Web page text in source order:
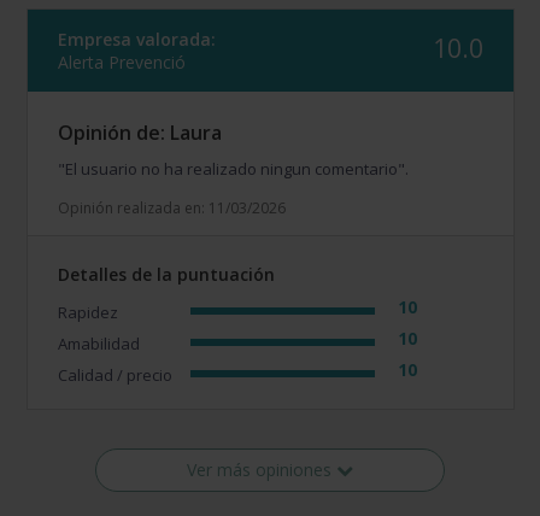
Empresa valorada:
Alerta Prevenció
10.0
Opinión de: Laura
"El usuario no ha realizado ningun comentario".
Opinión realizada en: 11/03/2026
Detalles de la puntuación
Rapidez 10
Amabilidad 10
Calidad / precio 10
Ver más opiniones